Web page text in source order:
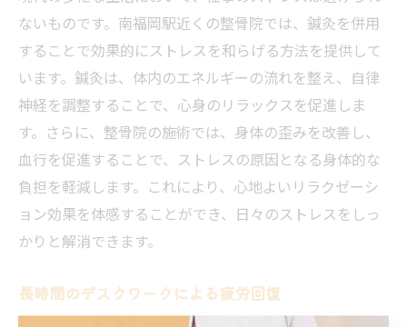
ないものです。南福岡駅近くの整骨院では、鍼灸を併用
することで効果的にストレスを和らげる方法を提供して
います。鍼灸は、体内のエネルギーの流れを整え、自律
神経を調整することで、心身のリラックスを促進しま
す。さらに、整骨院の施術では、身体の歪みを改善し、
血行を促進することで、ストレスの原因となる身体的な
負担を軽減します。これにより、心地よいリラクゼーシ
ョン効果を体感することができ、日々のストレスをしっ
かりと解消できます。
長時間のデスクワークによる疲労回復